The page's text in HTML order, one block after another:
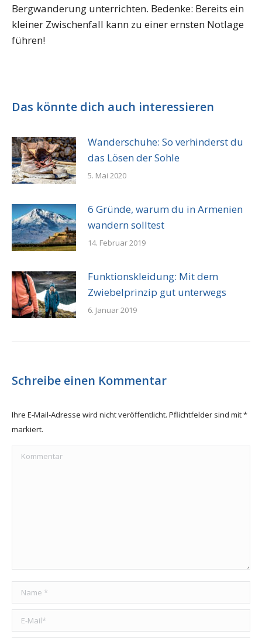
Bergwanderung unterrichten. Bedenke: Bereits ein
kleiner Zwischenfall kann zu einer ernsten Notlage
führen!
Das könnte dich auch interessieren
Wanderschuhe: So verhinderst du
das Lösen der Sohle
5. Mai 2020
6 Gründe, warum du in Armenien
wandern solltest
14. Februar 2019
Funktionskleidung: Mit dem
Zwiebelprinzip gut unterwegs
6. Januar 2019
Schreibe einen Kommentar
Ihre E-Mail-Adresse wird nicht veröffentlicht. Pflichtfelder sind mit*
markiert.
Kommentar
Name *
E-Mail *